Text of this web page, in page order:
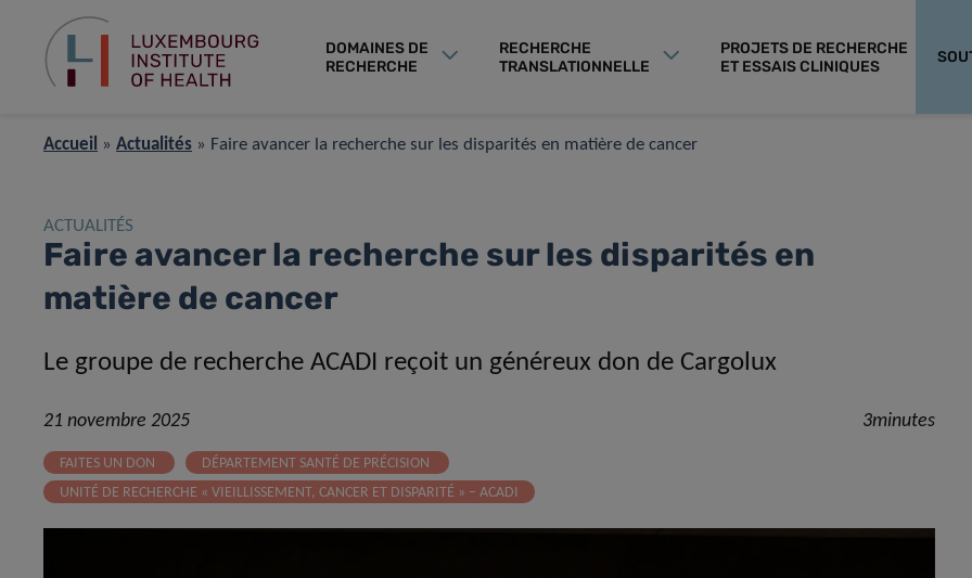
DOMAINES DE
RECHERCHE
RECHERCHE
TRANSLATIONNELLE
PROJETS DE RECHERCHE
ET ESSAIS CLINIQUES
Accueil » Actualités » Faire avancer la recherche sur les disparités en matière de cancer
ACTUALITÉS
Faire avancer la recherche sur les disparités en
matière de cancer
Le groupe de recherche ACADI reçoit un généreux don de Cargolux
21 novembre 2025 3minutes
FAITES UN DON
DÉPARTEMENT SANTÉ DE PRÉCISION
UNITÉ DE RECHERCHE « VIEILLISSEMENT, CANCER ET DISPARITÉ » – ACADI